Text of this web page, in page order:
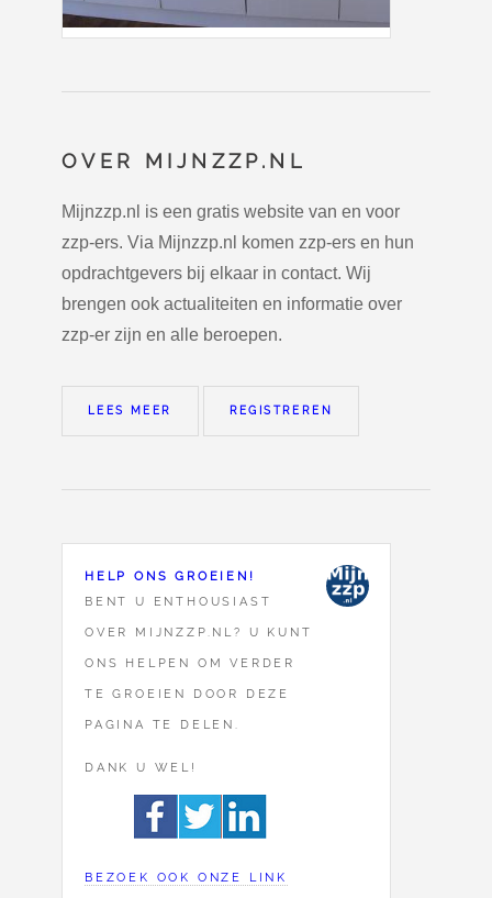
OVER MIJNZZP.NL
Mijnzzp.nl is een gratis website van en voor
zzp-ers. Via Mijnzzp.nl komen zzp-ers en hun
opdrachtgevers bij elkaar in contact. Wij
brengen ook actualiteiten en informatie over
zzp-er zijn en alle beroepen.
LEES MEER REGISTREREN
HELP ONS GROEIEN!
BENT U ENTHOUSIAST
OVER MIJNZZP.NL? U KUNT
ONS HELPEN OM VERDER
TE GROEIEN DOOR DEZE
PAGINA TE DELEN.
DANK U WEL!
BEZOEK OOK ONZE LINK